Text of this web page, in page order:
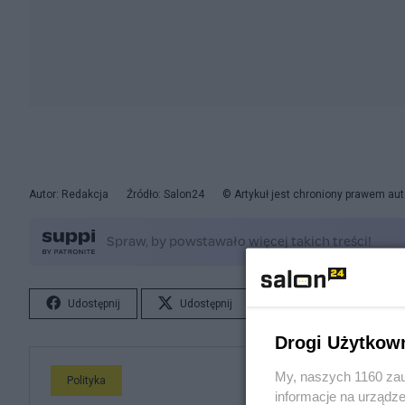
Autor: Redakcja Źródło: Salon24 © Artykuł jest chroniony prawem
Udostępnij Udostępnij
Polityka
Drogi
My, naszych 1160
informacje na